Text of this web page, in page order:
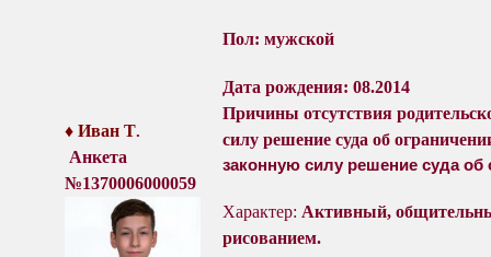
♦ Иван Т.
Анкета
№1370006000059
Пол: мужской
Дата рождения: 08.2014
Причины отсутствия
силу решение суда об
законную силу решение суда об
Характер: Активный,
рисованием.